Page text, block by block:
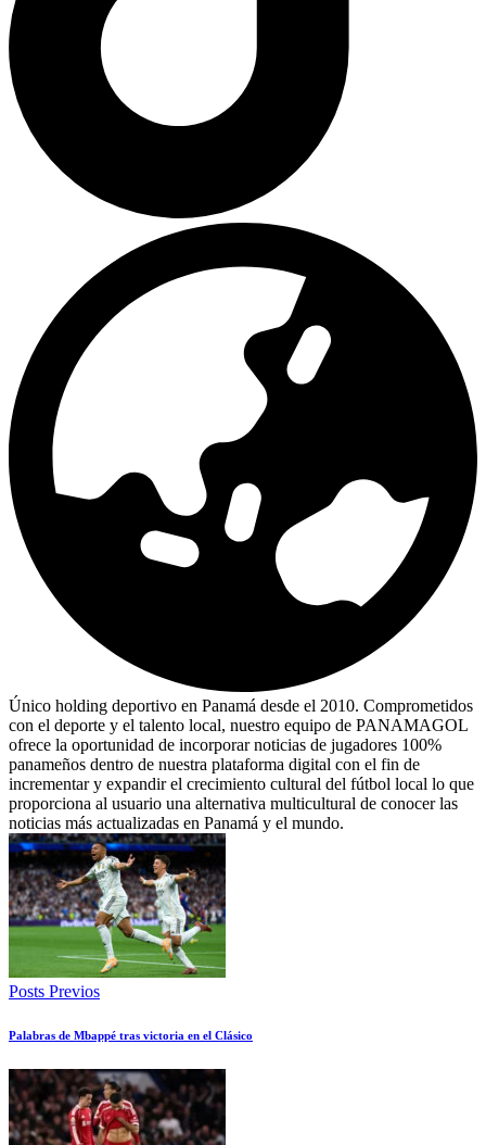
Único holding deportivo en Panamá desde el 2010. Comprometidos
con el deporte y el talento local, nuestro equipo de PANAMAGOL
ofrece la oportunidad de incorporar noticias de jugadores 100%
panameños dentro de nuestra plataforma digital con el fin de
incrementar y expandir el crecimiento cultural del fútbol local lo que
proporciona al usuario una alternativa multicultural de conocer las
noticias más actualizadas en Panamá y el mundo.
Posts Previos
Palabras de Mbappé tras victoria en el Clásico